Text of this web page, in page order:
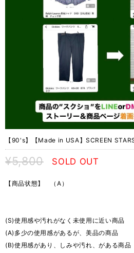
【90's】【Made in USA】SCREEN
¥5,800 SOLD OUT
【商品状態】 （A）
(S)使用感や汚れがなく未使用に近い商品
(A)多少の使用感があるが、美品の商品
(B)使用感があり、しみや汚れ、がある商品